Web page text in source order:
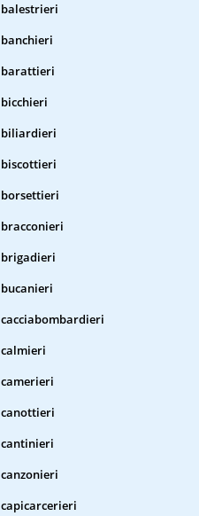
balestrieri
banchieri
barattieri
bicchieri
biliardieri
biscottieri
borsettieri
bracconieri
brigadieri
bucanieri
cacciabombardieri
calmieri
camerieri
canottieri
cantinieri
canzonieri
capicarcerieri